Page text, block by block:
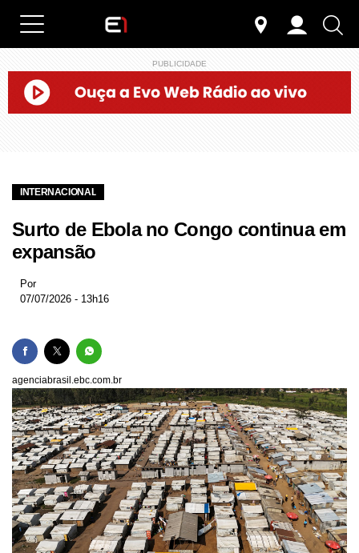
PUBLICIDADE
INTERNACIONAL
Surto de Ebola no Congo continua em
expansão
Por
07/07/2026 - 13h16
agenciabrasil.ebc.com.br